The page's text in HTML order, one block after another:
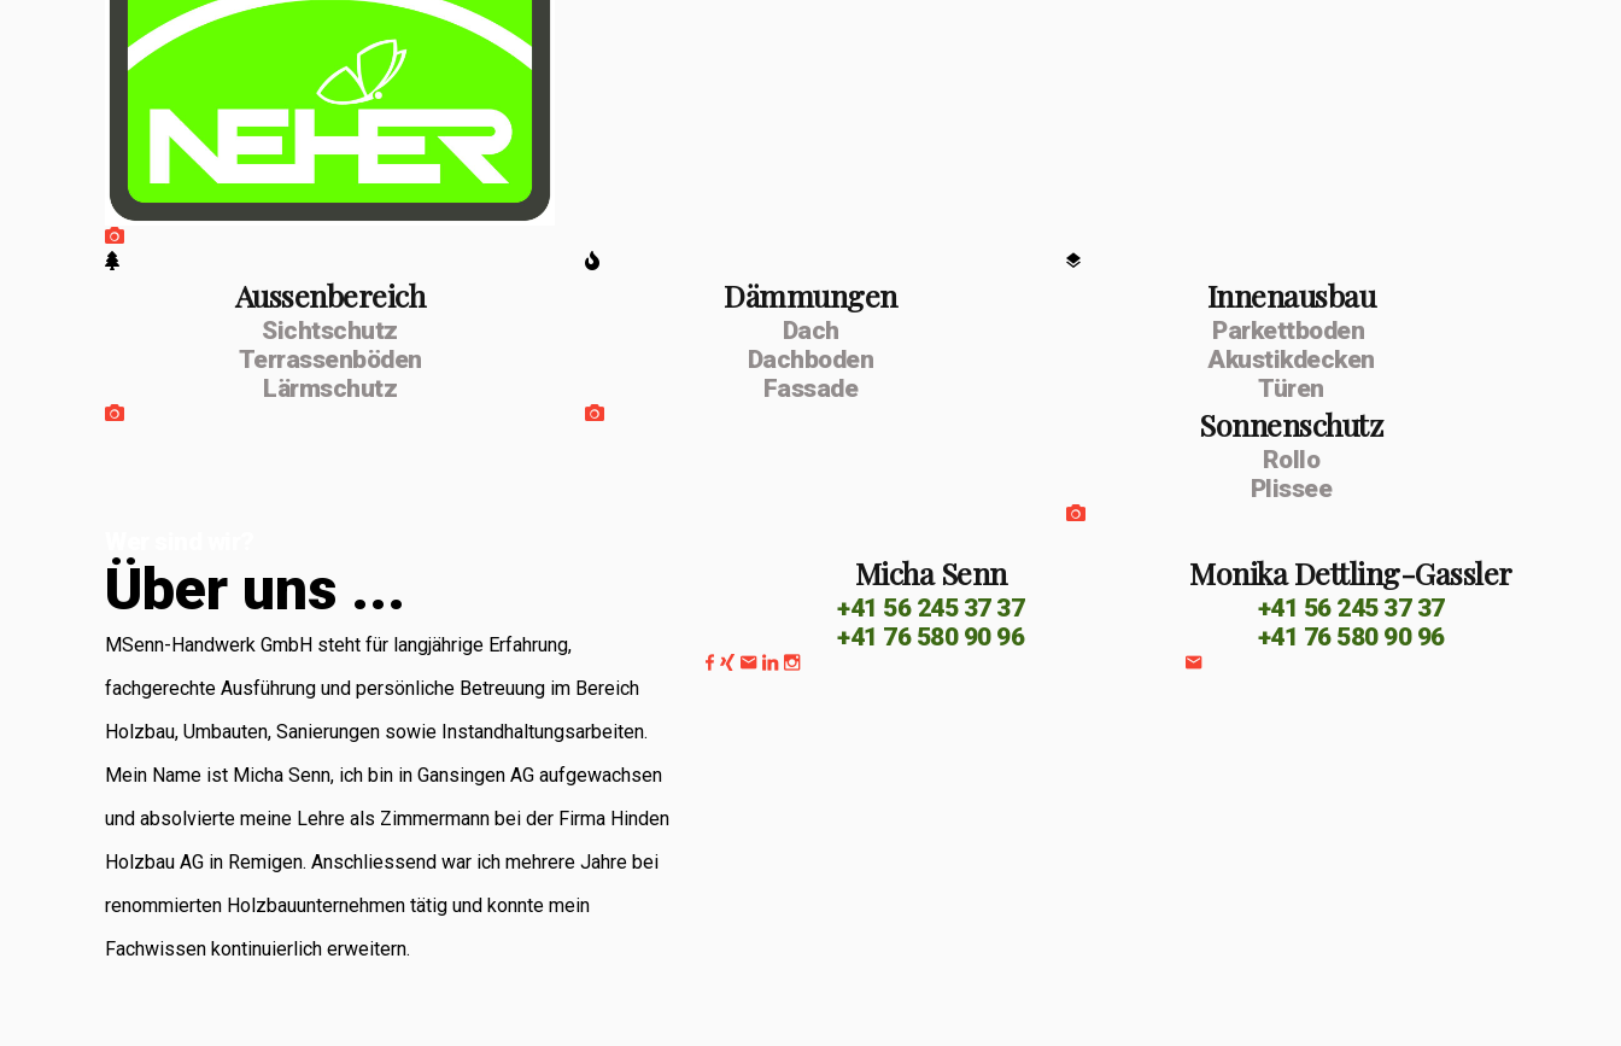
Aussenbereich
Sichtschutz
Terrassenböden
Lärmschutz
Dämmungen
Dach
Dachboden
Fassade
Innenausbau
Parkettboden
Akustikdecken
Türen
Sonnenschutz
Rollo
Plissee
Über uns ...
MSenn-Handwerk GmbH steht für langjährige Erfahrung,
fachgerechte Ausführung und persönliche Betreuung im Bereich
Holzbau, Umbauten, Sanierungen sowie Instandhaltungsarbeiten.
Mein Name ist Micha Senn, ich bin in Gansingen AG aufgewachsen
und absolvierte meine Lehre als Zimmermann bei der Firma Hinden
Holzbau AG in Remigen. Anschliessend war ich mehrere Jahre bei
renommierten Holzbauunternehmen tätig und konnte mein
Fachwissen kontinuierlich erweitern.
Februar 2026 die
Umwandlung zur
Handwerk GmbH.
Unterstützt
Monika Dettling-
und Buchhaltung
verantwortlich ist.
Als regional
verankertes
Unternehmen
grossen Wert auf
Zuverlässigkeit
Micha Senn
+41 56 245 37 37
+41 76 580 90 96
Monika Dettling-Gassler
+41 56 245 37 37
+41 76 580 90 96